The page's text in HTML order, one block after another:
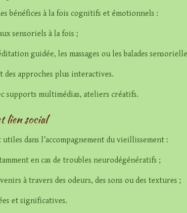
bénéfices à la fois cognitifs et émotionnels :
sensoriels à la fois ;
guidée, les massages ou les balades
des approches plus interactives.
supports multimédias, ateliers créatifs.
lien social
dans l’accompagnement du vieillissement :
en cas de troubles neurodégénératifs ;
à travers des odeurs, des sons ou des textures ;
et significatives.